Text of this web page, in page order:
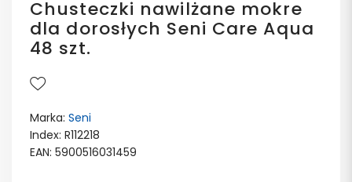
Chusteczki nawilżane mokre
dla dorosłych Seni Care Aqua
48 szt.
Marka: Seni
Index: R112218
EAN: 5900516031459